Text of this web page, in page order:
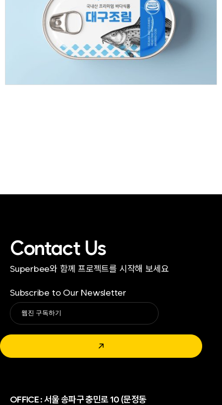
Contact Us
Superbee와 함께 프로젝트를 시작해 보세요
Subscribe to Our Newsletter
↗
Alternative:
OFFICE :서울 송파구 충민로 10 (문정동